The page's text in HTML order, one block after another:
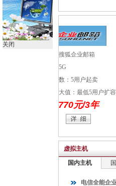
产品名称：搜狐企业邮箱
邮局用户个数：5用户起卖
空间升级最大值：最低5用户扩容
13770元/3年
虚拟主机
国内主机
电信全能企
关闭